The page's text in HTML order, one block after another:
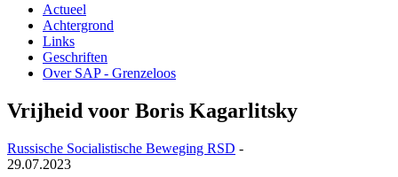
Actueel
Achtergrond
Links
Geschriften
Over SAP - Grenzeloos
Vrijheid voor Boris Kagarlitsky
Russische Socialistische Beweging RSD -
29.07.2023